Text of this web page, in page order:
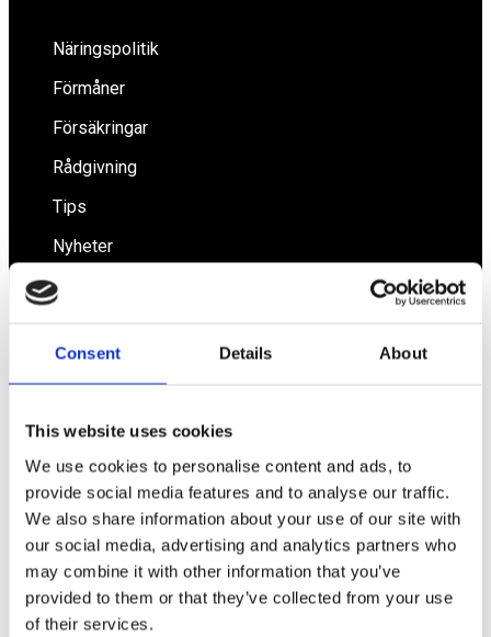
Consent Details About
This website uses cookies
We use cookies to personalise content and ads, to
provide social media features and to analyse our traffic.
We also share information about your use of our site with
our social media, advertising and analytics partners who
may combine it with other information that you’ve
provided to them or that they’ve collected from your use
of their services.
Av småföretagare, för småföretagare
Ett medlemskap späckat med småföretagaranpassade
medlemstjänster och förmåner. Din egen
inköpsavdelning, rådgivning, försäkringspaket och
mycket mer. Vi fokuserar på soloföretagare och små
företag med företagaren i fokus. Vi är själva
småföretagare och vet hur verkligheten ser ut.
BLI MEDLEM
Näringspolitik
Förmåner
Försäkringar
Rådgivning
Tips
Nyheter
Om oss